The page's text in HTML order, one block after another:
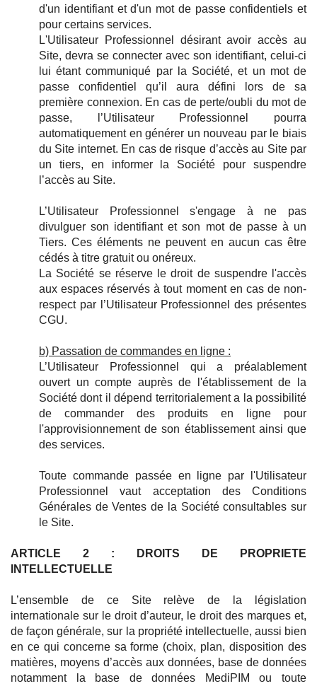
QUI SOMMES-NOUS ?
SE CONNECTER
d'un identifiant et d'un mot de passe confidentiels et
pour certains services.
L'Utilisateur Professionnel désirant avoir accès au
Site, devra se connecter avec son identifiant, celui-ci
lui étant communiqué par la Société, et un mot de
passe confidentiel qu’il aura défini lors de sa
première connexion. En cas de perte/oubli du mot de
passe, l’Utilisateur Professionnel pourra
automatiquement en générer un nouveau par le biais
du Site internet. En cas de risque d’accès au Site par
un tiers, en informer la Société pour suspendre
l’accès au Site.
L’Utilisateur Professionnel s'engage à ne pas
divulguer son identifiant et son mot de passe à un
Tiers. Ces éléments ne peuvent en aucun cas être
cédés à titre gratuit ou onéreux.
La Société se réserve le droit de suspendre l'accès
aux espaces réservés à tout moment en cas de non-
respect par l’Utilisateur Professionnel des présentes
CGU.
b) Passation de commandes en ligne :
L’Utilisateur Professionnel qui a préalablement
ouvert un compte auprès de l'établissement de la
Société dont il dépend territorialement a la possibilité
de commander des produits en ligne pour
l'approvisionnement de son établissement ainsi que
des services.
Toute commande passée en ligne par l'Utilisateur
Professionnel vaut acceptation des Conditions
Générales de Ventes de la Société consultables sur
le Site.
ARTICLE 2 : DROITS DE PROPRIETE
INTELLECTUELLE
L’ensemble de ce Site relève de la législation
internationale sur le droit d’auteur, le droit des marques et,
de façon générale, sur la propriété intellectuelle, aussi bien
en ce qui concerne sa forme (choix, plan, disposition des
matières, moyens d’accès aux données, base de données
notamment la base de données MediPIM ou toute